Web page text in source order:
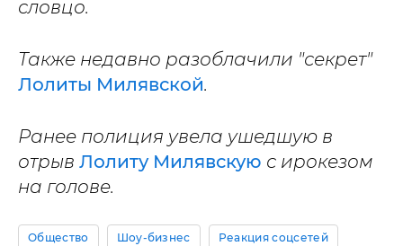
словцо.
Также недавно разоблачили "секрет"
Лолиты Милявской.
Ранее полиция увела ушедшую в
отрыв Лолиту Милявскую с ирокезом
на голове.
Общество Шоу-бизнес Реакция соцсетей